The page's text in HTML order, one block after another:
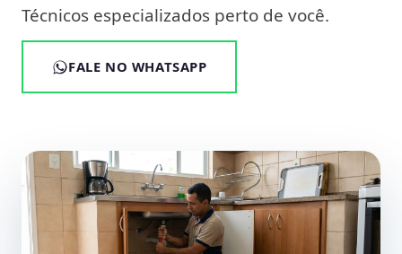
Técnicos especializados perto de você.
FALE NO WHATSAPP